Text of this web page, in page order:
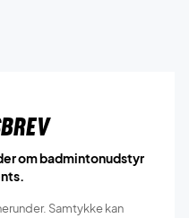
om badmintonudstyr
Samtykke kan